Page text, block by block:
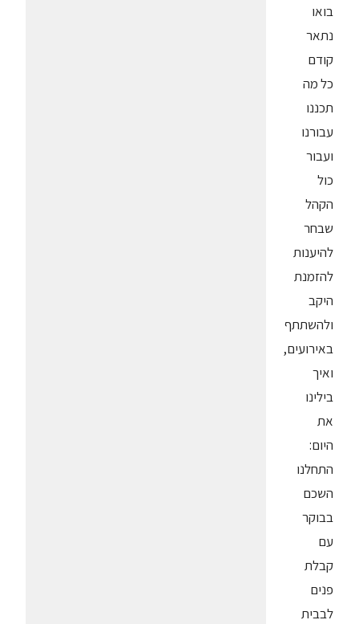
בואו
נתאר
קודם
כל מה
תכננו
עבורנו
ועבור
כול
הקהל
שבחר
להיענות
להזמנת
היקב
ולהשתתף
באירועים,
ואיך
בילינו
את
היום:
התחלנו
השכם
בבוקר
עם
קבלת
פנים
לבבית